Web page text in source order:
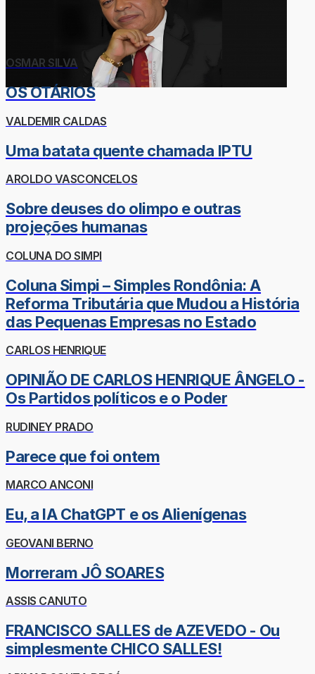
OSMAR SILVA
OS OTÁRIOS
VALDEMIR CALDAS
Uma batata quente chamada IPTU
AROLDO VASCONCELOS
Sobre deuses do olimpo e outras
projeções humanas
COLUNA DO SIMPI
Coluna Simpi – Simples Rondônia: A
Reforma Tributária que Mudou a História
das Pequenas Empresas no Estado
CARLOS HENRIQUE
OPINIÃO DE CARLOS HENRIQUE ÂNGELO -
Os Partidos políticos e o Poder
RUDINEY PRADO
Parece que foi ontem
MARCO ANCONI
Eu, a IA ChatGPT e os Alienígenas
GEOVANI BERNO
Morreram JÔ SOARES
ASSIS CANUTO
FRANCISCO SALLES de AZEVEDO - Ou
simplesmente CHICO SALLES!